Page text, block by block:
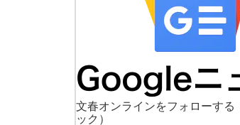
文春オンラインをフォローする
ック）